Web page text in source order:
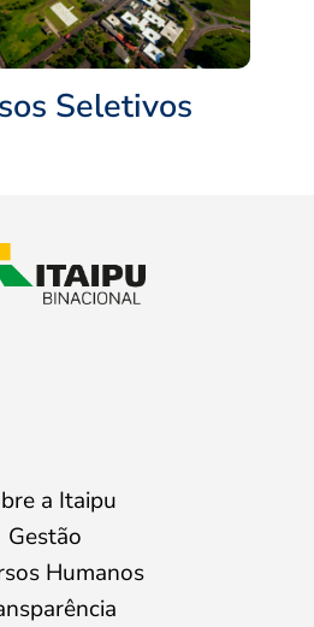
Seletivos
a Itaipu
Gestão
Humanos